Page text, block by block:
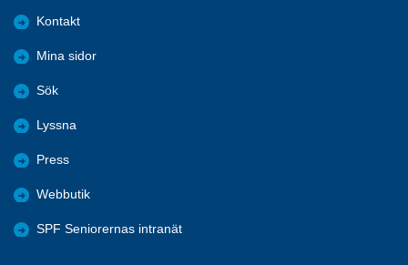
Kontakt
Mina sidor
Sök
Lyssna
Press
Webbutik
SPF Seniorernas intranät